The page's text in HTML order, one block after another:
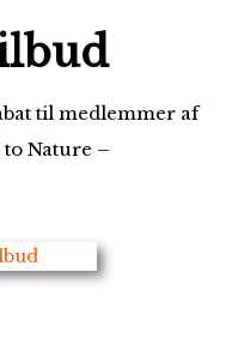
til medlemmer af
Nature –